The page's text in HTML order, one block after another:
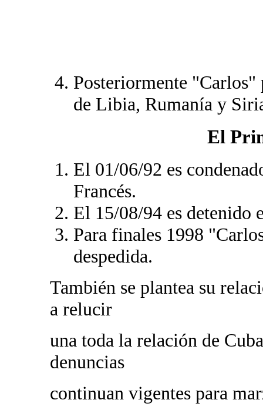
Posteriormente "Carlos"
de Libia, Rumanía y
El
El 01/06/92 es
Francés.
El 15/08/94 es detenido
Para finales 1998
despedida.
También se plantea su
a relucir
una toda la relación de
denuncias
continuan vigentes para